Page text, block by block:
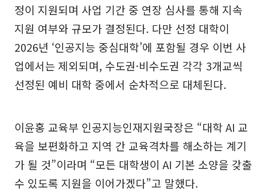
정이 지원되며 사업 기간 중 연장 심사를 통해 지속
지원 여부와 규모가 결정된다. 다만 선정 대학이
2026년 ‘인공지능 중심대학’에 포함될 경우 이번 사
업에서는 제외되며, 수도권·비수도권 각각 3개교씩
선정된 예비 대학 중에서 순차적으로 대체된다.
이윤홍 교육부 인공지능인재지원국장은 “대학 AI 교
육을 보편화하고 지역 간 교육격차를 해소하는 계기
가 될 것”이라며 “모든 대학생이 AI 기본 소양을 갖출
수 있도록 지원을 이어가겠다”고 말했다.